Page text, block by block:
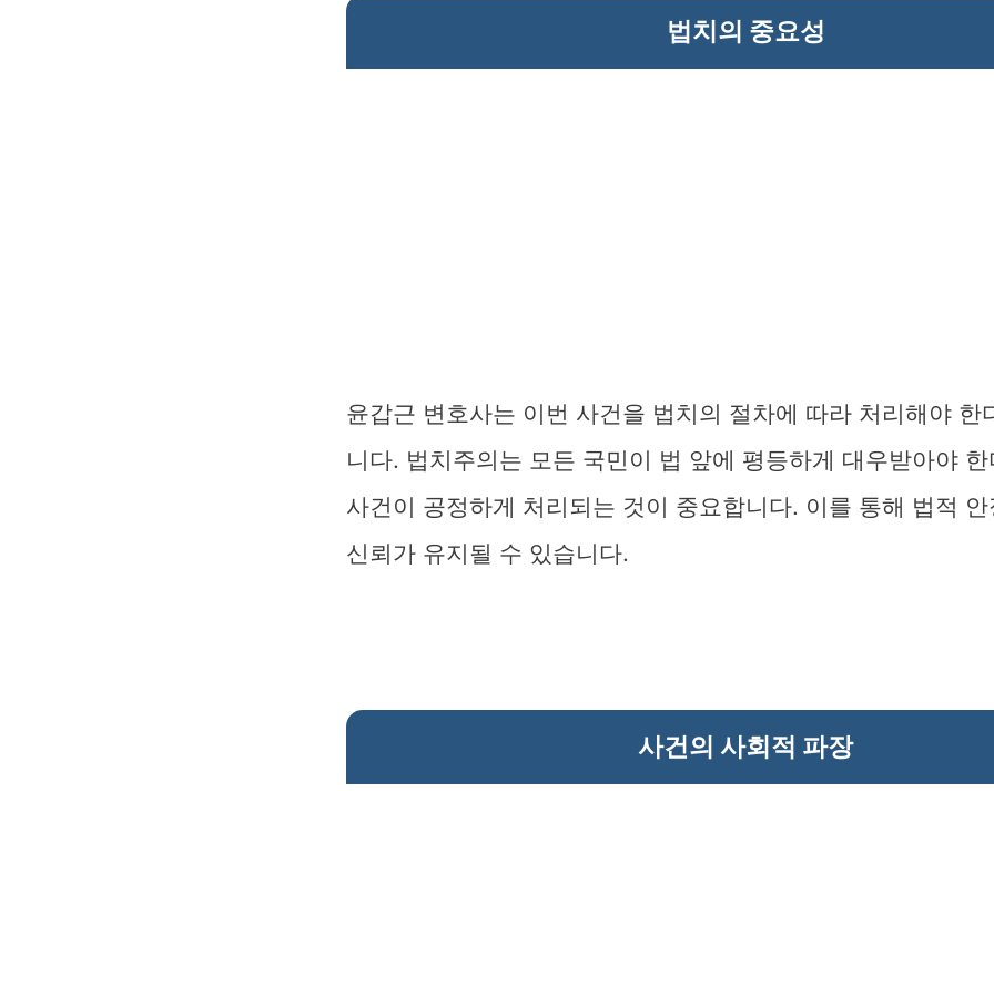
법치의 중요성
윤갑근 변호사는 이번 사건을 법치의 절차에 따라 처리해야 한
니다. 법치주의는 모든 국민이 법 앞에 평등하게 대우받아야
사건이 공정하게 처리되는 것이 중요합니다. 이를 통해 법적 안
신뢰가 유지될 수 있습니다.
사건의 사회적 파장